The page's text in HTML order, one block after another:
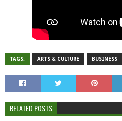
TAGS: ARTS & CULTURE BUSINESS
RELATED POSTS